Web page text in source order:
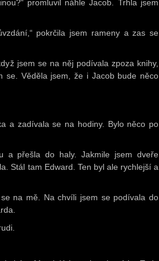
promluvil náhle Jacob. Trhla jsem
pokrčila jsem rameny a zas se
jsem se na něj podívala zpoza knihy,
se. Věděla jsem, že i Jacob bude něco
a zadívala se na hodiny. Bylo něco po
a přešla do haly. Jakmile jsem dveře
Stál tam Edward. Ten byl ale rychlejší a
se na mě. Na chvíli jsem se podívala do